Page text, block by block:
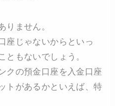
りません。
座じゃないからといっ
ともないでしょう。
クの預金口座を入金口座
トがあるかといえば、特